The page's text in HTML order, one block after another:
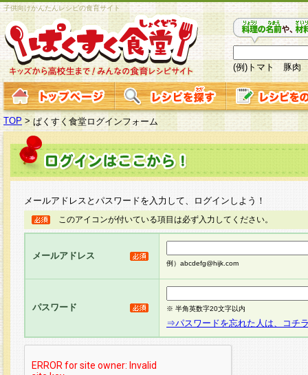
子供向けかんたんレシピの食育サイト
(例)トマト 豚肉
TOP > ぱくすく食堂ログインフォーム
メールアドレスとパスワードを入力して、ログインしよう！
このアイコンが付いている項目は必ず入力してください。
メールアドレス
例）abcdefg@hijk.com
パスワード ※ 半角英数字20文字以内
⇒パスワードを忘れた人は、コチ